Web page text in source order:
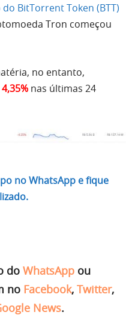
BitTorrent Token (BTT)
Tron começou
no entanto,
4,35% nas últimas 24
no WhatsApp e fique
do WhatsApp ou
no Facebook, Twitter,
News.